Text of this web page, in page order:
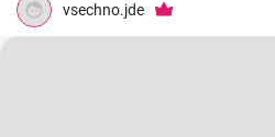
vsechno.jde